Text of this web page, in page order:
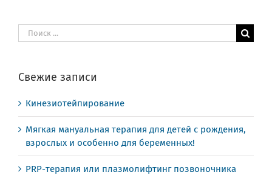
Результат
поиска:
Свежие записи
Кинезиотейпирование
Мягкая мануальная терапия для детей с рождения,
взрослых и особенно для беременных!
PRP-терапия или плазмолифтинг позвоночника